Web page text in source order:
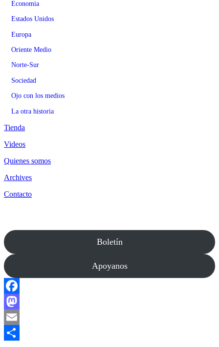
Economia
Estados Unidos
Europa
Oriente Medio
Norte-Sur
Sociedad
Ojo con los medios
La otra historia
Tienda
Videos
Quienes somos
Archives
Contacto
Boletín
Apoyanos
Facebook
Mastodon
Email